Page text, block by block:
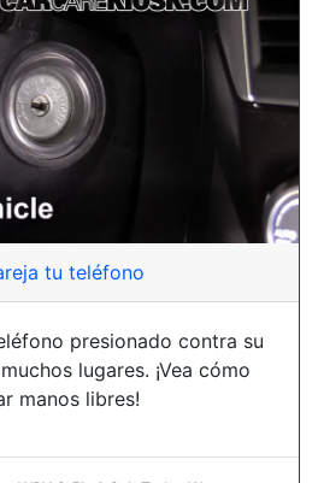
tu teléfono
presionado contra su
lugares. ¡Vea cómo
manos libres!